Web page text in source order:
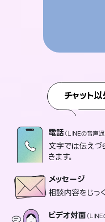
チャット
電話（LINEの音声通
文字では伝えづ
きます。
メッセージ
相談内容をじっ
ビデオ対面（